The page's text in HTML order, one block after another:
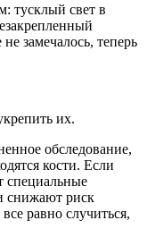
тусклый свет в
замечалось, теперь
их.
обследование,
кости. Если
специальные
снижают риск
равно случиться,